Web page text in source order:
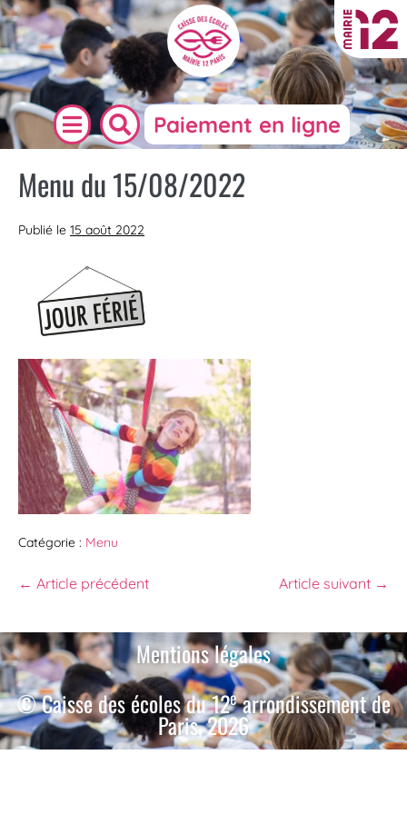
Paiement en ligne
Menu du 15/08/2022
Publié le 15 août 2022
Catégorie : Menu
← Article précédent Article suivant →
Mentions légales
© Caisse des écoles du 12earrondissement de
Paris, 2026